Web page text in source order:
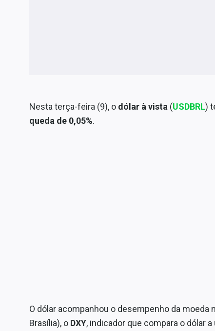
Nesta terça-feira (9), o dólar à vista (USDBRL)
queda de 0,05%.
O dólar acompanhou o desempenho da moeda
Brasília), o DXY, indicador que compara o dólar